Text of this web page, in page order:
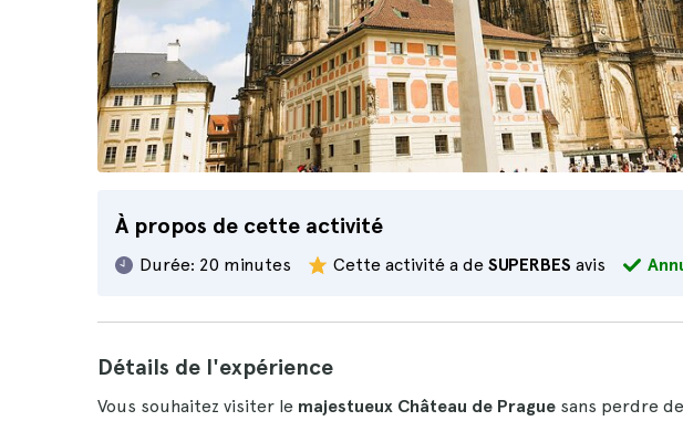
À propos de cette activité
Durée: 20 minutes Cette activité a de SUPERBES avis
Détails de l'expérience
Vous souhaitez visiter le majestueux Château de Prague sans perdre